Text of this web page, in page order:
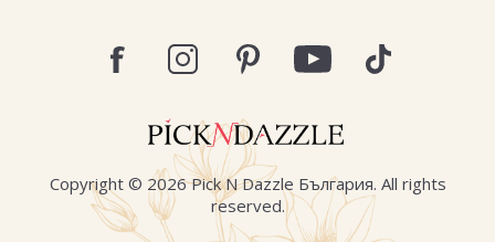
Copyright © 2026 Pick N Dazzle България. All rights
reserved.